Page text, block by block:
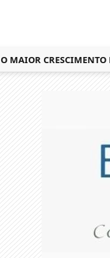
CRESCIMENTO DO